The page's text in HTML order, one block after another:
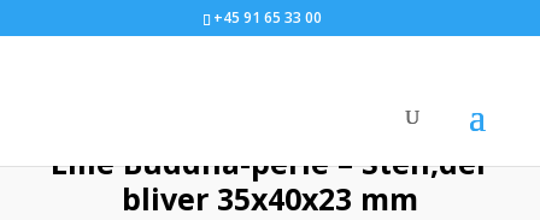
+45 91 65 33 00
Lille Buddha-perle – Sten,der
bliver 35x40x23 mm